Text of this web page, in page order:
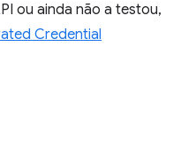
ou ainda não a testou,
Credential